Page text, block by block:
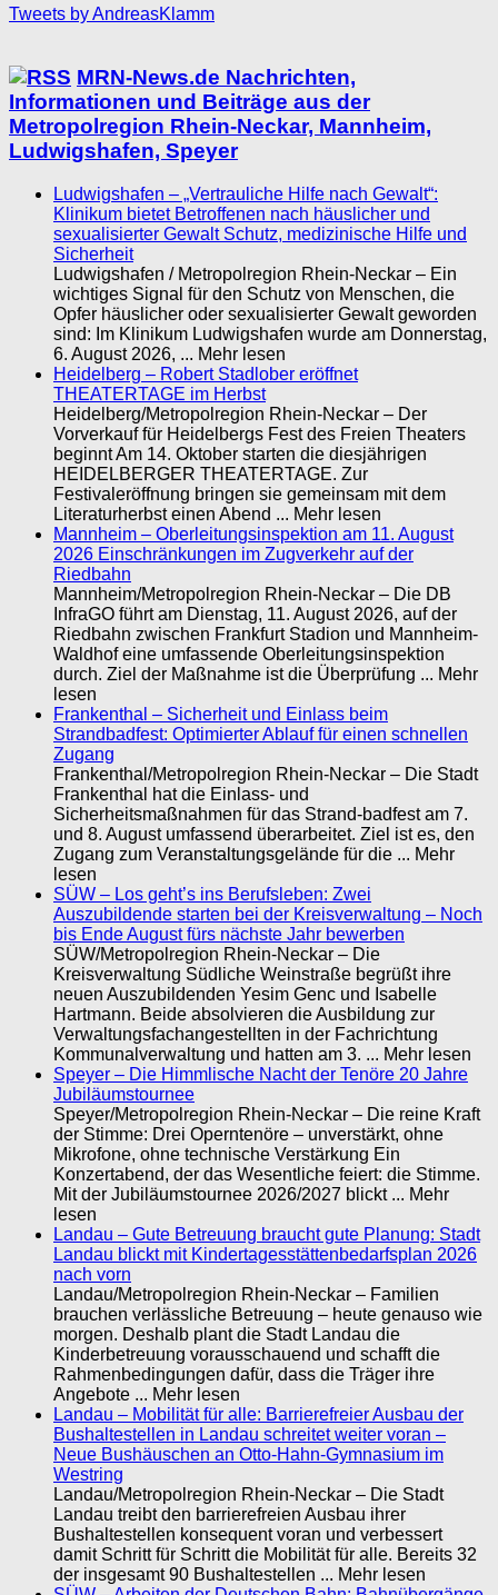
Tweets by AndreasKlamm
MRN-News.de Nachrichten,
Informationen und Beiträge aus der
Metropolregion Rhein-Neckar, Mannheim,
Ludwigshafen, Speyer
Ludwigshafen – „Vertrauliche Hilfe nach Gewalt“:
Klinikum bietet Betroffenen nach häuslicher und
sexualisierter Gewalt Schutz, medizinische Hilfe und
Sicherheit
Ludwigshafen / Metropolregion Rhein-Neckar – Ein
wichtiges Signal für den Schutz von Menschen, die
Opfer häuslicher oder sexualisierter Gewalt geworden
sind: Im Klinikum Ludwigshafen wurde am Donnerstag,
6. August 2026, ... Mehr lesen
Heidelberg – Robert Stadlober eröffnet
THEATERTAGE im Herbst
Heidelberg/Metropolregion Rhein-Neckar – Der
Vorverkauf für Heidelbergs Fest des Freien Theaters
beginnt Am 14. Oktober starten die diesjährigen
HEIDELBERGER THEATERTAGE. Zur
Festivaleröffnung bringen sie gemeinsam mit dem
Literaturherbst einen Abend ... Mehr lesen
Mannheim – Oberleitungsinspektion am 11. August
2026 Einschränkungen im Zugverkehr auf der
Riedbahn
Mannheim/Metropolregion Rhein-Neckar – Die DB
InfraGO führt am Dienstag, 11. August 2026, auf der
Riedbahn zwischen Frankfurt Stadion und Mannheim-
Waldhof eine umfassende Oberleitungsinspektion
durch. Ziel der Maßnahme ist die Überprüfung ... Mehr
lesen
Frankenthal – Sicherheit und Einlass beim
Strandbadfest: Optimierter Ablauf für einen schnellen
Zugang
Frankenthal/Metropolregion Rhein-Neckar – Die Stadt
Frankenthal hat die Einlass- und
Sicherheitsmaßnahmen für das Strand-badfest am 7.
und 8. August umfassend überarbeitet. Ziel ist es, den
Zugang zum Veranstaltungsgelände für die ... Mehr
lesen
SÜW – Los geht’s ins Berufsleben: Zwei
Auszubildende starten bei der Kreisverwaltung – Noch
bis Ende August fürs nächste Jahr bewerben
SÜW/Metropolregion Rhein-Neckar – Die
Kreisverwaltung Südliche Weinstraße begrüßt ihre
neuen Auszubildenden Yesim Genc und Isabelle
Hartmann. Beide absolvieren die Ausbildung zur
Verwaltungsfachangestellten in der Fachrichtung
Kommunalverwaltung und hatten am 3. ... Mehr lesen
Speyer – Die Himmlische Nacht der Tenöre 20 Jahre
Jubiläumstournee
Speyer/Metropolregion Rhein-Neckar – Die reine Kraft
der Stimme: Drei Operntenöre – unverstärkt, ohne
Mikrofone, ohne technische Verstärkung Ein
Konzertabend, der das Wesentliche feiert: die Stimme.
Mit der Jubiläumstournee 2026/2027 blickt ... Mehr
lesen
Landau – Gute Betreuung braucht gute Planung: Stadt
Landau blickt mit Kindertagesstättenbedarfsplan 2026
nach vorn
Landau/Metropolregion Rhein-Neckar – Familien
brauchen verlässliche Betreuung – heute genauso wie
morgen. Deshalb plant die Stadt Landau die
Kinderbetreuung vorausschauend und schafft die
Rahmenbedingungen dafür, dass die Träger ihre
Angebote ... Mehr lesen
Landau – Mobilität für alle: Barrierefreier Ausbau der
Bushaltestellen in Landau schreitet weiter voran –
Neue Bushäuschen an Otto-Hahn-Gymnasium im
Westring
Landau/Metropolregion Rhein-Neckar – Die Stadt
Landau treibt den barrierefreien Ausbau ihrer
Bushaltestellen konsequent voran und verbessert
damit Schritt für Schritt die Mobilität für alle. Bereits 32
der insgesamt 90 Bushaltestellen ... Mehr lesen